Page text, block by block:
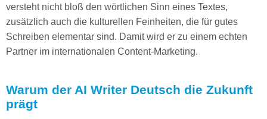
versteht nicht bloß den wörtlichen Sinn eines Textes,
zusätzlich auch die kulturellen Feinheiten, die für gutes
Schreiben elementar sind. Damit wird er zu einem echten
Partner im internationalen Content-Marketing.
Warum der AI Writer Deutsch die Zukunft
prägt